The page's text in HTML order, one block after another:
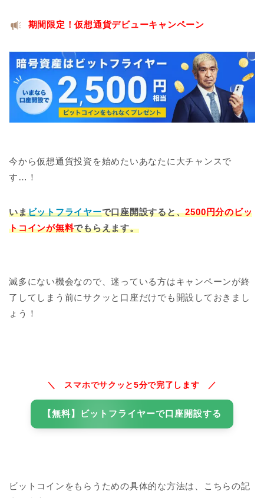
期間限定！仮想通貨デビューキャンペーン
今から仮想通貨投資を始めたいあなたに大チャンスで
す…！
いまビットフライヤーで口座開設すると、2500円分のビッ
トコインが無料でもらえます。
滅多にない機会なので、迷っている方はキャンペーンが終
了してしまう前にサクッと口座だけでも開設しておきまし
ょう！
＼ スマホでサクッと5分で完了します ／
【無料】ビットフライヤーで口座開設する
ビットコインをもらうための具体的な方法は、こちらの記